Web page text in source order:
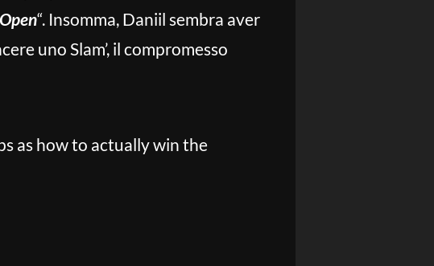
“. Insomma, Daniil sembra aver
uno Slam’, il compromesso
as how to actually win the